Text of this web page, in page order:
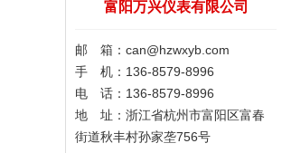
富阳万兴仪表有限公司
邮 箱：can@hzwxyb.com
手 机：136-8579-8996
电 话：136-8579-8996
地 址：浙江省杭州市富阳区富春
街道秋丰村孙家垄756号